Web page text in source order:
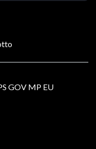
GOV MP EU